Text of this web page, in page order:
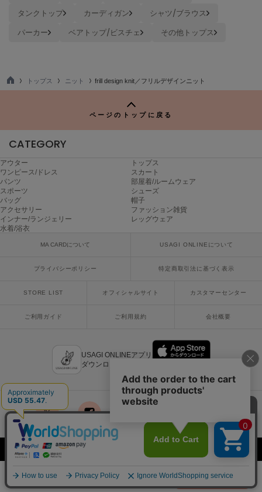
On
ORGUE
PATRICK
パトリック
Philly chocolate
フィリーチョコレート
sanrio house
サンリオハウス
SESAME STREET MARKET
セサミストリートマーケット
SHAKA
シャカ
タンクトップ
カーディガン
シャツ/ブラウス
パーカー
ベアトップ/ビスチェ その他トップス
¥8,800 税込 カートに入れる
TO
トップス ニット frill design knit／フリルデザインニット
ページのトップに戻る
CATEGORY
アウター
トップス
ワンピース/ドレス
スカート
パンツ
部屋着/ルームウェア
スポーツ
シューズ
バッグ
帽子
アクセサリー
ファッション雑貨
インナー/ランジェリー
レッグウェア
水着/浴衣
MA CARDについて USAGI ONLINEについて
プライバシーポリシー 特定商取引法に基づく表示
STORE LIST オフィシャルサイト カスタマーセンター
ご利用ガイド ご利用規約 会社概要
USAGI ONLINEアプリ
ダウンロードはこちら
x facebook LINE mail
Copyright © 2018 Usagi Online Co.,Ltd. All Rights Reserved.